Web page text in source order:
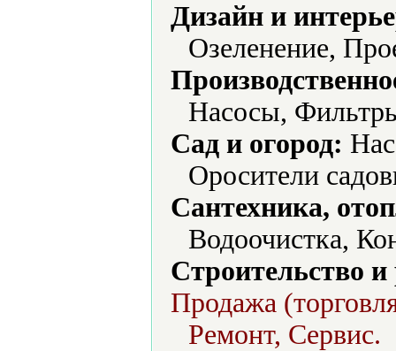
Дизайн и
Озеленение,
Насосы,
Сад и огород:
Оросители
Сантехника,
Водоочистка,
Строительство
Продажа
Ремонт, Сервис.